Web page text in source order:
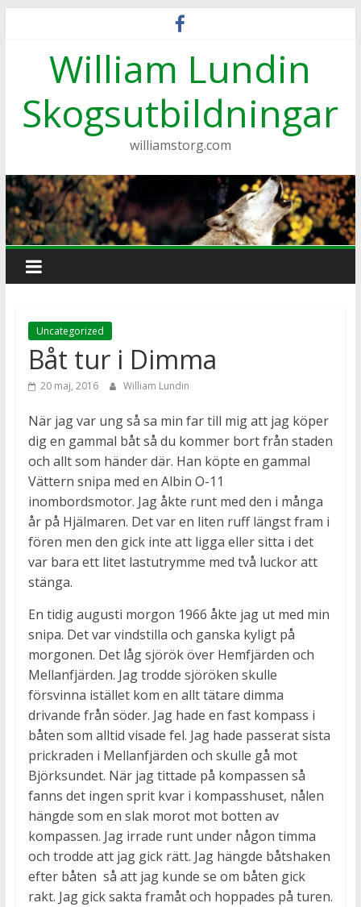
innehållWilliam Lundin
Skogsutbildningar
williamstorg.com
Uncategorized
Båt tur i Dimma
20 maj, 2016 William Lundin
När jag var ung så sa min far till mig att jag köper
dig en gammal båt så du kommer bort från staden
och allt som händer där. Han köpte en gammal
Vättern snipa med en Albin O-11
inombordsmotor. Jag åkte runt med den i många
år på Hjälmaren. Det var en liten ruff längst fram i
fören men den gick inte att ligga eller sitta i det
var bara ett litet lastutrymme med två luckor att
stänga.
En tidig augusti morgon 1966 åkte jag ut med min
snipa. Det var vindstilla och ganska kyligt på
morgonen. Det låg sjörök över Hemfjärden och
Mellanfjärden. Jag trodde sjöröken skulle
försvinna istället kom en allt tätare dimma
drivande från söder. Jag hade en fast kompass i
båten som alltid visade fel. Jag hade passerat sista
prickraden i Mellanfjärden och skulle gå mot
Björksundet. När jag tittade på kompassen så
fanns det ingen sprit kvar i kompasshuset, nålen
hängde som en slak morot mot botten av
kompassen. Jag irrade runt under någon timma
och trodde att jag gick rätt. Jag hängde båtshaken
efter båten så att jag kunde se om båten gick
rakt. Jag gick sakta framåt och hoppades på turen.